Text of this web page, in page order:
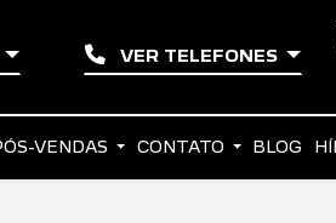
VER TELEFONES
VENDAS CONTATO BLOG